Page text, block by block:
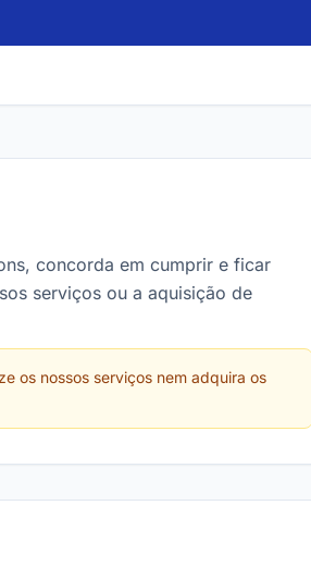
Notícias
Webminds
concorda em cumprir e ficar
serviços ou a aquisição de
os nossos serviços nem adquira os